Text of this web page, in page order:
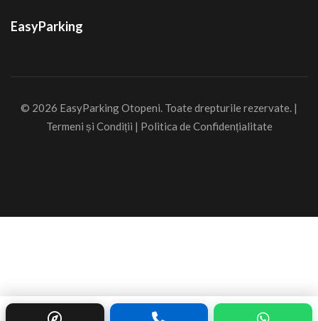
EasyParking
© 2026 EasyParking Otopeni. Toate drepturile rezervate. |
Termeni și Condiții | Politica de Confidențialitate